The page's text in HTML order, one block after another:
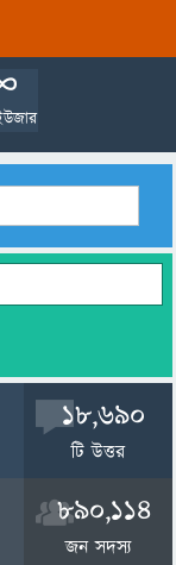
18,690
টি উত্তর
890,114
জন সদস্য